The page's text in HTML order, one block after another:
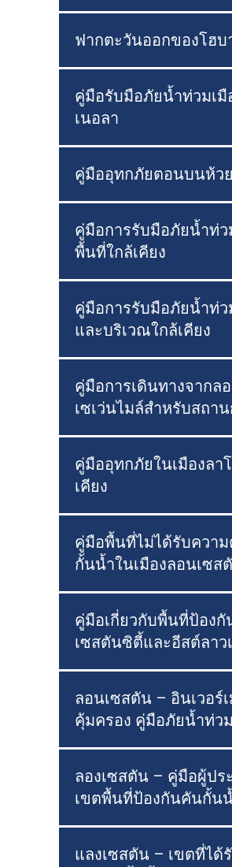
ฟากตะวันออกของโฮบ
คู่มือรับมือภัยน้ำท่วมเมื
เนอลา
คู่มืออุทกภัยตอนบนห้ว
คู่มือการรับมือภัยน้ำท่
พื้นที่ใกล้เคียง
คู่มือการรับมือภัยน้ำท่ว
และบริเวณใกล้เคียง
คู่มือการเดินทางจากล
เซเว่นไมล์สำหรับสถา
คู่มืออุทกภัยในเมืองลา
เคียง
คู่มือพื้นที่ไม่ได้รับควา
กั้นน้ำในเมืองลอนเซส
คู่มือเกี่ยวกับพื้นที่ป้องกั
เซสตันซิตี้และอีสต์ลาว
ลอนเซสตัน – อินเวอร์
คุ้มครอง คู่มือภัยน้ำท่วม
ลองเซสตัน – คู่มือผู้ป
เขตพื้นที่ป้องกันคันกั้น
แลงเซสตัน – เขตที่ได้